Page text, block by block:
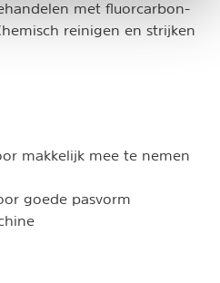
met fluorcarbon-
reinigen en strijken
makkelijk mee te nemen
goede pasvorm